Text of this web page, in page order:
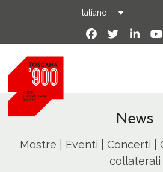
Italiano
News
Mostre | Eventi | Concerti |
collaterali